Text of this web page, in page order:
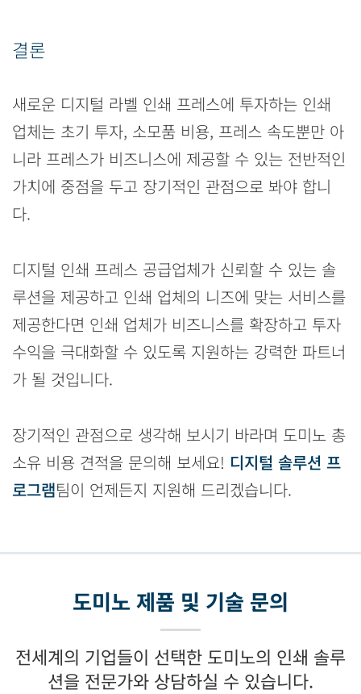
결론
새로운 디지털 라벨 인쇄 프레스에 투자하는 인쇄
업체는 초기 투자, 소모품 비용, 프레스 속도뿐만 아
니라 프레스가 비즈니스에 제공할 수 있는 전반적인
가치에 중점을 두고 장기적인 관점으로 봐야 합니
다.
디지털 인쇄 프레스 공급업체가 신뢰할 수 있는 솔
루션을 제공하고 인쇄 업체의 니즈에 맞는 서비스를
제공한다면 인쇄 업체가 비즈니스를 확장하고 투자
수익을 극대화할 수 있도록 지원하는 강력한 파트너
가 될 것입니다.
장기적인 관점으로 생각해 보시기 바라며 도미노 총
소유 비용 견적을 문의해 보세요! 디지털 솔루션 프
로그램팀이 언제든지 지원해 드리겠습니다.
도미노 제품 및 기술 문의
전세계의 기업들이 선택한 도미노의 인쇄 솔루
션을 전문가와 상담하실 수 있습니다.